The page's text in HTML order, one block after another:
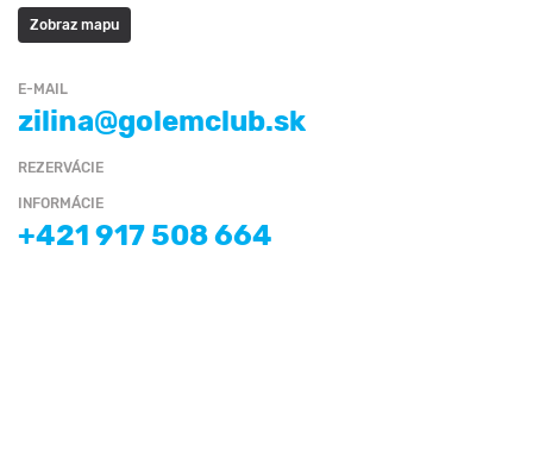
Zobraz mapu
E-MAIL
zilina@golemclub.sk
REZERVÁCIE
INFORMÁCIE
+421 917 508 664